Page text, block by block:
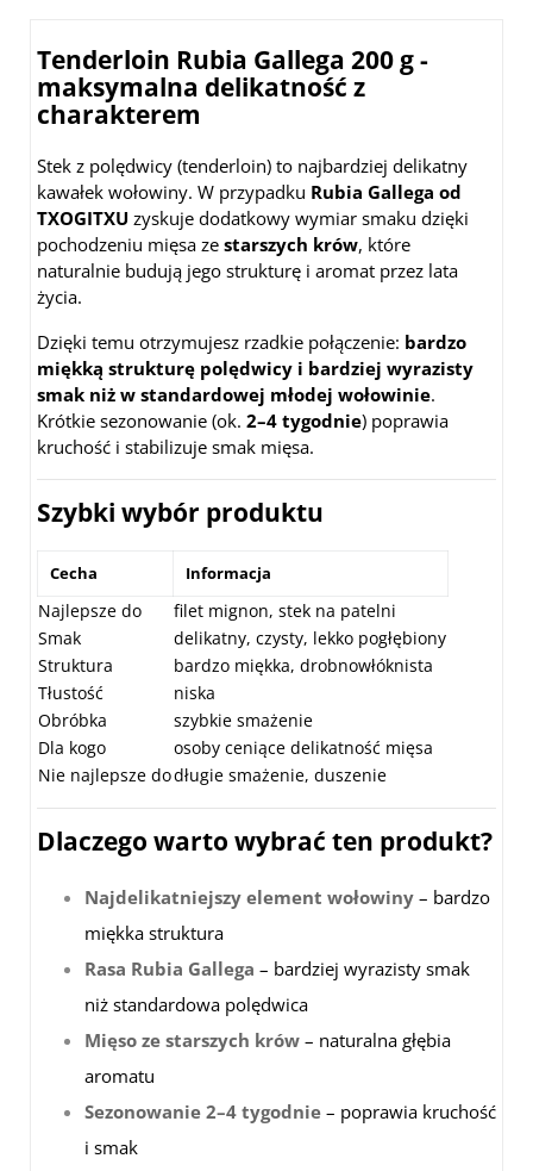
Tenderloin Rubia Gallega 200 g -
maksymalna delikatność z
charakterem
Stek z polędwicy (tenderloin) to najbardziej delikatny
kawałek wołowiny. W przypadku Rubia Gallega od
TXOGITXU zyskuje dodatkowy wymiar smaku dzięki
pochodzeniu mięsa ze starszych krów, które
naturalnie budują jego strukturę i aromat przez lata
życia.
Dzięki temu otrzymujesz rzadkie połączenie: bardzo
miękką strukturę polędwicy i bardziej wyrazisty
smak niż w standardowej młodej wołowinie.
Krótkie sezonowanie (ok. 2–4 tygodnie) poprawia
kruchość i stabilizuje smak mięsa.
Szybki wybór produktu
Cecha Informacja
Najlepsze do
filet mignon, stek na patelni
Smak
delikatny, czysty, lekko pogłębiony
Struktura
bardzo miękka, drobnowłóknista
Tłustość
niska
Obróbka
szybkie smażenie
Dla kogo
osoby ceniące delikatność mięsa
Nie najlepsze dodługie smażenie, duszenie
Dlaczego warto wybrać ten produkt?
Najdelikatniejszy element wołowiny – bardzo
miękka struktura
Rasa Rubia Gallega – bardziej wyrazisty smak
niż standardowa polędwica
Mięso ze starszych krów – naturalna głębia
aromatu
Sezonowanie 2–4 tygodnie – poprawia kruchość
i smak